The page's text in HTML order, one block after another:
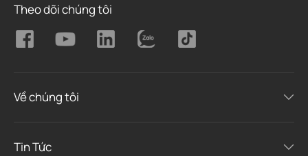
Theo dõi chúng tôi
Về chúng tôi
Tin Tức